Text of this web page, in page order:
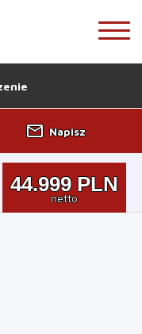
44.999 PLN
netto
mail_outline Napisz